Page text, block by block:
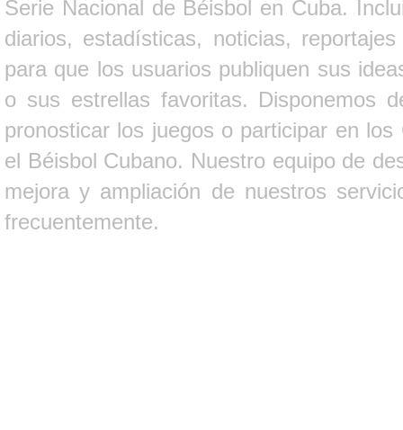
Serie Nacional de Béisbol en Cuba.
diarios, estadísticas, noticias,
para que los usuarios publiquen sus
o sus estrellas favoritas. Disponemos
pronosticar los juegos o participar en
el Béisbol Cubano. Nuestro equipo de
mejora y ampliación de nuestros
frecuentemente.